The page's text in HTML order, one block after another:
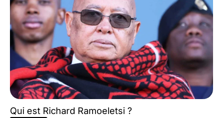
Qui est Richard Ramoeletsi ?